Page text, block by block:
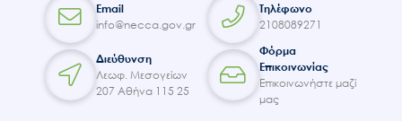
Email
info@necca.gov.gr
Τηλέφωνο
2108089271
Διεύθυνση
Λεωφ. Μεσογείων
207 Αθήνα 115 25
Φόρμα
Επικοινωνίας
Επικοινωνήστε μαζί
μας